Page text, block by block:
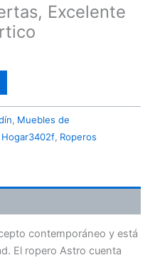
Excelente
, Muebles de
, Roperos
contemporáneo y está
El ropero Astro cuenta